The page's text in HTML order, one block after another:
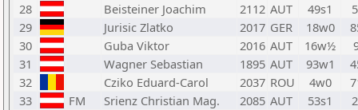
28
Beisteiner Joachim 2112 AUT 49s1
29
Jurisic Zlatko 2017 GER 18w0
30
Guba Viktor 2016 AUT 16w½
31
Wagner Sebastian 1895 AUT 93w1
32
Cziko Eduard-Carol 2037 ROU 4w0
33
FM Srienz Christian Mag. 2085 AUT 53s1